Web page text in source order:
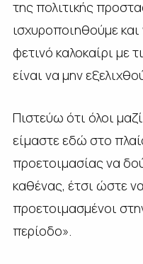
της πολιτικής
ισχυροποιηθούμε
φετινό καλοκαίρι με
είναι να μην
Πιστεύω ότι όλοι
είμαστε εδώ στο
προετοιμασίας να
καθένας, έτσι ώστε
προετοιμασμένοι
περίοδο».